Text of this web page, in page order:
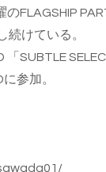
FLAGSHIP
続けている。
SUBTLE
参加。